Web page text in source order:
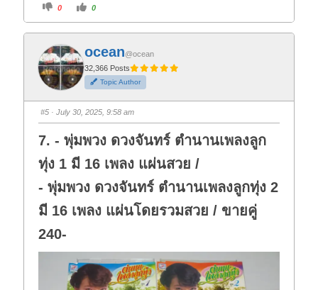
C
i
f
o
r
t
h
u
m
b
d
o
0
C
i
o
t
h
u
m
b
u
p
0
ocean@ocean
32,366 Posts
Topic Author
#5 · July 30, 2025, 9:58 am
7. - พุ่มพวง ดวงจันทร์ ตำนานเพลงลูก
ทุ่ง 1 มี 16 เพลง แผ่นสวย /
- พุ่มพวง ดวงจันทร์ ตำนานเพลงลูกทุ่ง 2
มี 16 เพลง แผ่นโดยรวมสวย / ขายคู่
240-